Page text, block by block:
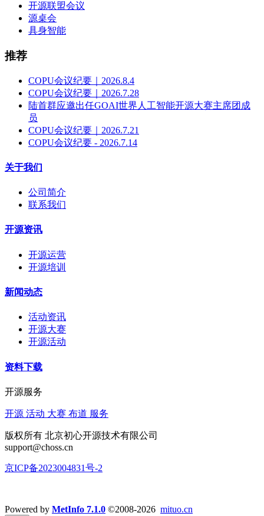
开源联盟会议
源桌会
具身智能
推荐
COPU会议纪要｜2026.8.4
COPU会议纪要｜2026.7.28
陆首群应邀出任GOAI世界人工智能开源大赛主席团成
员
COPU会议纪要｜2026.7.21
COPU会议纪要 - 2026.7.14
关于我们
公司简介
联系我们
开源资讯
开源运营
开源培训
新闻动态
活动资讯
开源大赛
开源活动
资料下载
开源服务
开源 活动 大赛 布道 服务
版权所有 北京初心开源技术有限公司
support@choss.cn
京ICP备2023004831号-2
Powered by MetInfo 7.1.0 ©2008-2026 mituo.cn